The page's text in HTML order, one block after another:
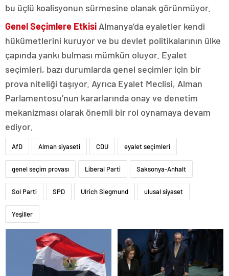
bu üçlü koalisyonun sürmesine olanak görünmüyor.
Genel Seçimlere Etkisi Almanya’da eyaletler kendi
hükümetlerini kuruyor ve bu devlet politikalarının ülke
çapında yankı bulması mümkün oluyor. Eyalet
seçimleri, bazı durumlarda genel seçimler için bir
prova niteliği taşıyor. Ayrıca Eyalet Meclisi, Alman
Parlamentosu’nun kararlarında onay ve denetim
mekanizması olarak önemli bir rol oynamaya devam
ediyor.
AfD Alman siyaseti CDU eyalet seçimleri
genel seçim provası Liberal Parti Saksonya-Anhalt
Sol Parti SPD Ulrich Siegmund ulusal siyaset
Yeşiller